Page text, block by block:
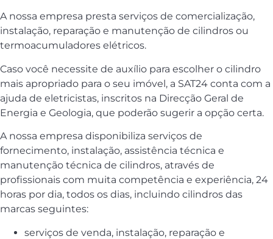
A nossa empresa presta serviços de comercialização,
instalação, reparação e manutenção de cilindros ou
termoacumuladores elétricos.
Caso você necessite de auxílio para escolher o cilindro
mais apropriado para o seu imóvel, a SAT24 conta com a
ajuda de eletricistas, inscritos na Direcção Geral de
Energia e Geologia, que poderão sugerir a opção certa.
A nossa empresa disponibiliza serviços de
fornecimento, instalação, assistência técnica e
manutenção técnica de cilindros, através de
profissionais com muita competência e experiência, 24
horas por dia, todos os dias, incluindo cilindros das
marcas seguintes:
serviços de venda, instalação, reparação e